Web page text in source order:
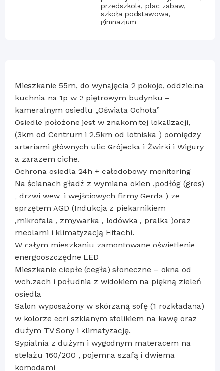
przedszkole, plac zabaw,
szkoła podstawowa,
gimnazjum
Mieszkanie 55m, do wynajęcia 2 pokoje, oddzielna
kuchnia na 1p w 2 piętrowym budynku –
kameralnym osiedlu „Oświata Ochota”
Osiedle położone jest w znakomitej lokalizacji,
(3km od Centrum i 2.5km od lotniska ) pomiędzy
arteriami głównych ulic Grójecka i Żwirki i Wigury
a zarazem ciche.
Ochrona osiedla 24h + całodobowy monitoring
Na ścianach gładź z wymiana okien ,podłóg (gres)
, drzwi wew. i wejściowych firmy Gerda ) ze
sprzętem AGD (Indukcja z piekarnikiem
,mikrofala , zmywarka , lodówka , pralka )oraz
meblami i klimatyzacją Hitachi.
W całym mieszkaniu zamontowane oświetlenie
energooszczędne LED
Mieszkanie ciepłe (cegła) słoneczne – okna od
wch.zach i południa z widokiem na piękną zieleń
osiedla
Salon wyposażony w skórzaną sofę (1 rozkładana)
w kolorze ecri szklanym stolikiem na kawę oraz
dużym TV Sony i klimatyzację.
Sypialnia z dużym i wygodnym materacem na
stelażu 160/200 , pojemna szafą i dwiema
komodami